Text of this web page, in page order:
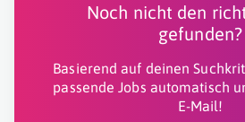
Noch nicht den
gefunden?
Basierend auf deinen
passende Jobs automatisch
E-Mail!